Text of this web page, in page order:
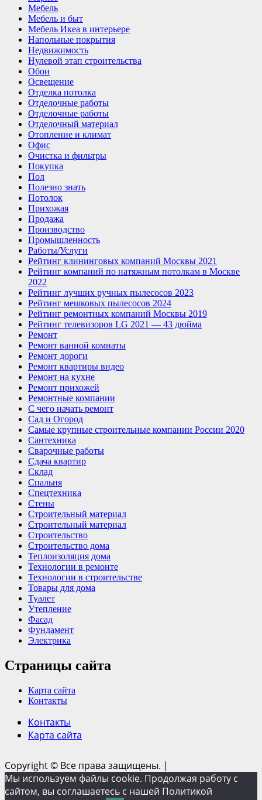
Мебель
Мебель и быт
Мебель Икеа в интерьере
Напольные покрытия
Недвижимость
Нулевой этап строительства
Обои
Освещение
Отделка потолка
Отделочные работы
Отделочные работы
Отделочный материал
Отопление и климат
Офис
Очистка и фильтры
Покупка
Пол
Полезно знать
Потолок
Прихожая
Продажа
Производство
Промышленность
Работы/Услуги
Рейтинг клининговых компаний Москвы 2021
Рейтинг компаний по натяжным потолкам в Москве
2022
Рейтинг лучших ручных пылесосов 2023
Рейтинг мешковых пылесосов 2024
Рейтинг ремонтных компаний Москвы 2019
Рейтинг телевизоров LG 2021 — 43 дюйма
Ремонт
Ремонт ванной комнаты
Ремонт дороги
Ремонт квартиры видео
Ремонт на кухне
Ремонт прихожей
Ремонтные компании
С чего начать ремонт
Сад и Огород
Самые крупные строительные компании России 2020
Сантехника
Сварочные работы
Сдача квартир
Склад
Спальня
Спецтехника
Стены
Строительный материал
Строительный материал
Строительство
Строительство дома
Теплоизоляция дома
Технологии в ремонте
Технологии в строительстве
Товары для дома
Туалет
Утепление
Фасад
Фундамент
Электрика
Страницы сайта
Карта сайта
Контакты
Контакты
Карта сайта
Copyright © Все права защищены. |
Мы используем файлы cookie. Продолжая работу с
сайтом, вы соглашаетесь с нашей Политикой